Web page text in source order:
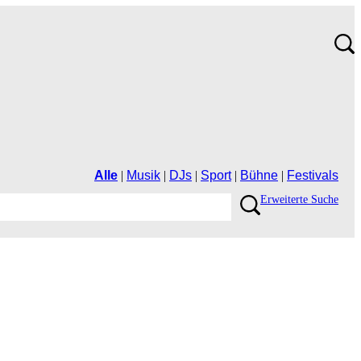
Alle | Musik | DJs | Sport| Bühne | Festivals
ErweiterteSuche